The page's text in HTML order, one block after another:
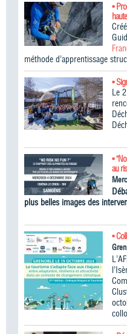
•
méthode d’apprentissage
•
Le
•
au
plus belles images des
•